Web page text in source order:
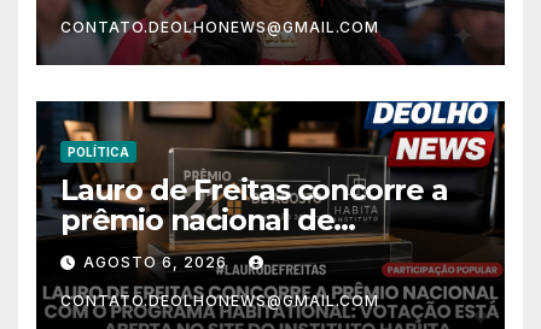
CONTATO.DEOLHONEWS@GMAIL.COM
POLÍTICA
Lauro de Freitas concorre a
prêmio nacional de
habitação com o projeto “Tá
Rebocado”; votação está
aberta
AGOSTO 6, 2026
CONTATO.DEOLHONEWS@GMAIL.COM